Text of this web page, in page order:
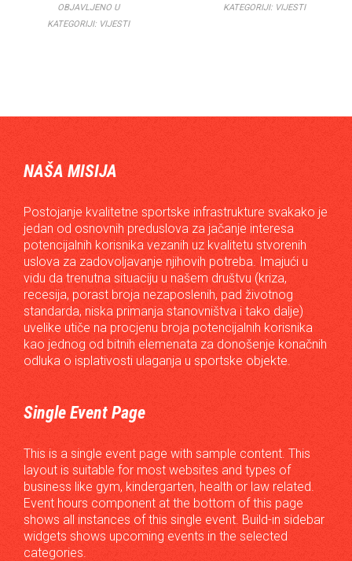
OBJAVLJENO U
KATEGORIJI: VIJESTI
KATEGORIJI: VIJESTI
NAŠA MISIJA
Postojanje kvalitetne sportske infrastrukture svakako je
jedan od osnovnih preduslova za jačanje interesa
potencijalnih korisnika vezanih uz kvalitetu stvorenih
uslova za zadovoljavanje njihovih potreba. Imajući u
vidu da trenutna situaciju u našem društvu (kriza,
recesija, porast broja nezaposlenih, pad životnog
standarda, niska primanja stanovništva i tako dalje)
uvelike utiče na procjenu broja potencijalnih korisnika
kao jednog od bitnih elemenata za donošenje konačnih
odluka o isplativosti ulaganja u sportske objekte.
Single Event Page
This is a single event page with sample content. This
layout is suitable for most websites and types of
business like gym, kindergarten, health or law related.
Event hours component at the bottom of this page
shows all instances of this single event. Build-in sidebar
widgets shows upcoming events in the selected
categories.